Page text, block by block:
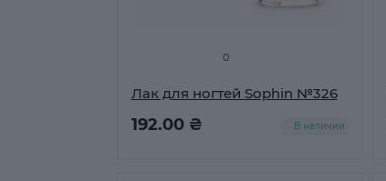
0
Лак для ногтей Sophin №326
192.00 ₴ В наличии